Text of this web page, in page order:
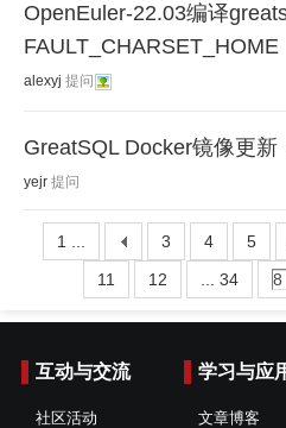
OpenEuler-22.03编译
FAULT_CHARSET_HOME
alexyj 提问
GreatSQL Docker镜像更新
yejr 提问
1 ... 3 4 5
11
12 ... 34
互动与交流
社区活动
学习与应
文章博客